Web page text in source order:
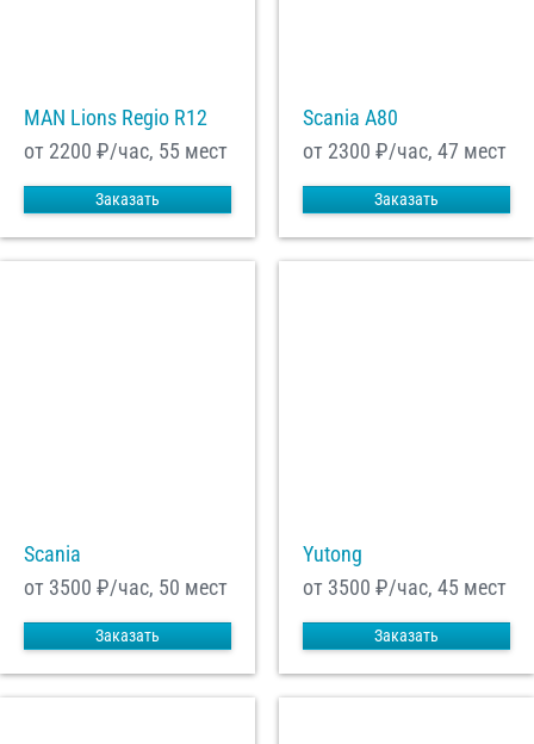
MAN Lions Regio R12
от 2200 ₽/час, 55 мест
Заказать
Scania A80
от 2300 ₽/час, 47 мест
Заказать
Scania
от 3500 ₽/час, 50 мест
Заказать
Yutong
от 3500 ₽/час, 45 мест
Заказать